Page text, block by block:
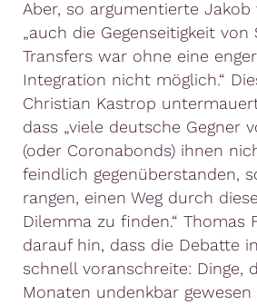
Aber, so argumentierte Jakob
„auch die Gegenseitigkeit
Transfers war ohne eine
Integration nicht möglich.“
Christian Kastrop
dass „viele deutsche Gegner
(oder Coronabonds) ihnen
feindlich gegenüberstanden,
rangen, einen Weg durch
Dilemma zu finden.“ Thomas
darauf hin, dass die Debatte
schnell voranschreite: Dinge,
Monaten undenkbar